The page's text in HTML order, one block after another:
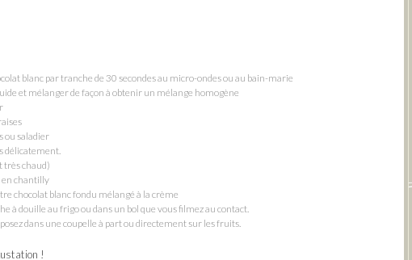
blanc par tranche de 30 secondes au micro-ondes ou au bain-marie
et mélanger de façon à obtenir un mélange homogène
ou saladier
délicatement.
très chaud)
en chantilly
chocolat blanc fondu mélangé à la crème
à douille au frigo ou dans un bol que vous filmez au contact.
dans une coupelle à part ou directement sur les fruits.
!